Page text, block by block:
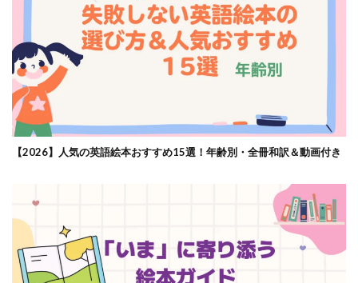
【2026】人気の英語絵本おすすめ15選！年齢別・全冊和訳＆動画付き